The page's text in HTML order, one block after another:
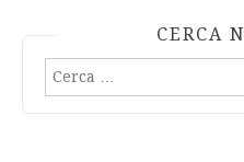
CERCA
Ricerca
per: